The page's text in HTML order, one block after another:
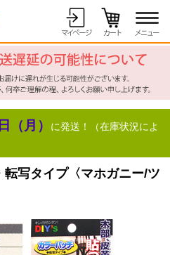
（月）
に発送！（在庫状況によ
写タイプ〈マホガニー/ツ